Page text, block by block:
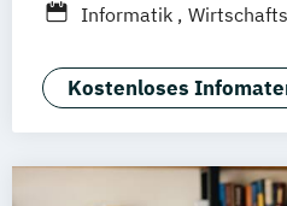
Leipzig Online-
Bielefeld
Duisburg Karlsruhe
Münster Stuttgart
deutschlandweit Bonn
Informatik
Kostenloses